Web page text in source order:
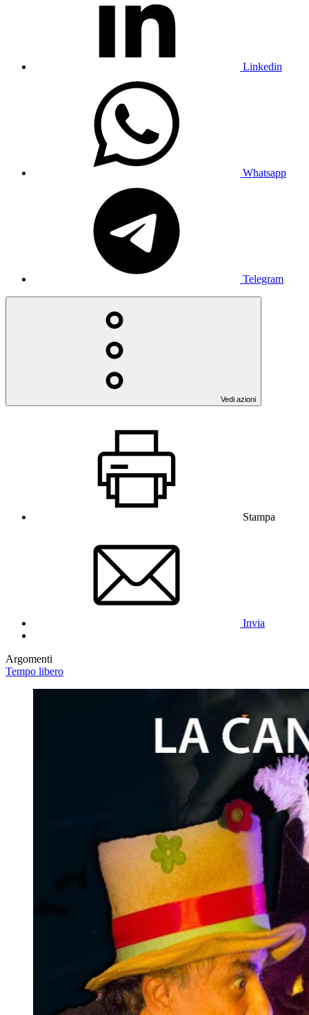
Linkedin
Whatsapp
Telegram
Vedi azioni
Stampa
Invia
Argomenti
Tempo libero